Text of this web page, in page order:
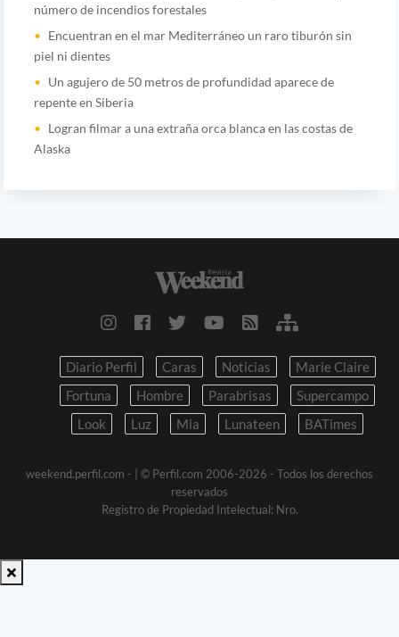
número de incendios forestales
Encuentran en el mar Mediterráneo un raro tiburón sin
piel ni dientes
Un agujero de 50 metros de profundidad aparece de
repente en Siberia
Logran filmar a una extraña orca blanca en las costas de
Alaska
Diario Perfil Caras Noticias
Marie Claire
Fortuna
Hombre Parabrisas
Supercampo
Look
Luz Mia Lunateen BATimes
weekend.perfil.com -
| © Perfil.com 2006-2026 - Todos los derechos
reservados
Registro de Propiedad Intelectual: Nro.